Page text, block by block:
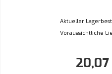
Aktueller
Voraussichtliche
20,07